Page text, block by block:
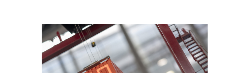
好不如众好哒，那好哒，确认了眼神，我愿意我们众
好。询盘云是什么，外贸人的福音？otz，快快道来
外贸营销解决方案——询盘云 从客户建站到线上推广
的转化，再到转化营销，形成一个闭环。询盘云的主